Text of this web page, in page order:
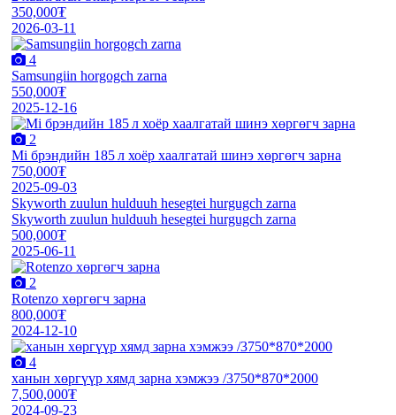
350,000₮
2026-03-11
4
Samsungiin horgogch zarna
550,000₮
2025-12-16
2
Mi брэндийн 185 л хоёр хаалгатай шинэ хөргөгч зарна
750,000₮
2025-09-03
Skyworth zuulun hulduuh hesegtei hurgugch zarna
Skyworth zuulun hulduuh hesegtei hurgugch zarna
500,000₮
2025-06-11
2
Rotenzo хөргөгч зарна
800,000₮
2024-12-10
4
ханын хөргүүр хямд зарна хэмжээ /3750*870*2000
7,500,000₮
2024-09-23